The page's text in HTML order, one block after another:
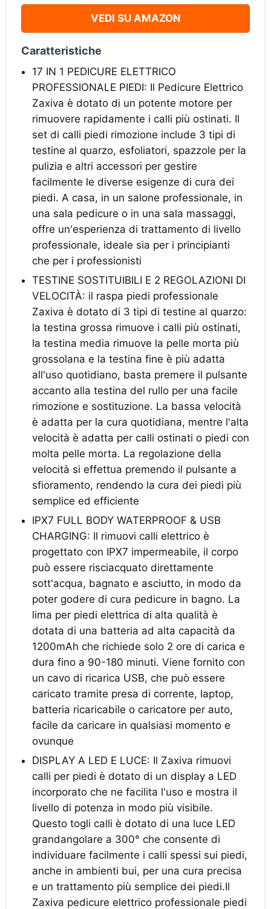
VEDI SU AMAZON
Caratteristiche
17 IN 1 PEDICURE ELETTRICO
PROFESSIONALE PIEDI: Il Pedicure Elettrico
Zaxiva è dotato di un potente motore per
rimuovere rapidamente i calli più ostinati. Il
set di calli piedi rimozione include 3 tipi di
testine al quarzo, esfoliatori, spazzole per la
pulizia e altri accessori per gestire
facilmente le diverse esigenze di cura dei
piedi. A casa, in un salone professionale, in
una sala pedicure o in una sala massaggi,
offre un'esperienza di trattamento di livello
professionale, ideale sia per i principianti
che per i professionisti
TESTINE SOSTITUIBILI E 2 REGOLAZIONI DI
VELOCITÀ: il raspa piedi professionale
Zaxiva è dotato di 3 tipi di testine al quarzo:
la testina grossa rimuove i calli più ostinati,
la testina media rimuove la pelle morta più
grossolana e la testina fine è più adatta
all'uso quotidiano, basta premere il pulsante
accanto alla testina del rullo per una facile
rimozione e sostituzione. La bassa velocità
è adatta per la cura quotidiana, mentre l'alta
velocità è adatta per calli ostinati o piedi con
molta pelle morta. La regolazione della
velocità si effettua premendo il pulsante a
sfioramento, rendendo la cura dei piedi più
semplice ed efficiente
IPX7 FULL BODY WATERPROOF & USB
CHARGING: Il rimuovi calli elettrico è
progettato con IPX7 impermeabile, il corpo
può essere risciacquato direttamente
sott'acqua, bagnato e asciutto, in modo da
poter godere di cura pedicure in bagno. La
lima per piedi elettrica di alta qualità è
dotata di una batteria ad alta capacità da
1200mAh che richiede solo 2 ore di carica e
dura fino a 90-180 minuti. Viene fornito con
un cavo di ricarica USB, che può essere
caricato tramite presa di corrente, laptop,
batteria ricaricabile o caricatore per auto,
facile da caricare in qualsiasi momento e
ovunque
DISPLAY A LED E LUCE: Il Zaxiva rimuovi
calli per piedi è dotato di un display a LED
incorporato che ne facilita l'uso e mostra il
livello di potenza in modo più visibile.
Questo togli calli è dotato di una luce LED
grandangolare a 300° che consente di
individuare facilmente i calli spessi sui piedi,
anche in ambienti bui, per una cura precisa
e un trattamento più semplice dei piedi.Il
Zaxiva pedicure elettrico professionale piedi